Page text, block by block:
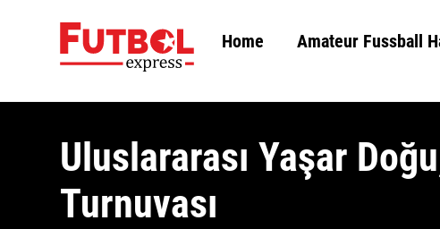
content
Home Amateur Fussball
Uluslararası Yaşar
Turnuvası